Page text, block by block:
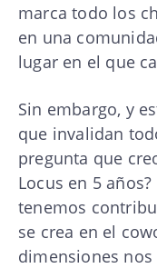
marca todo los
en una
lugar en el que
Sin embargo, y
que invalidan
pregunta que
Locus en 5
tenemos
se crea en el
dimensiones